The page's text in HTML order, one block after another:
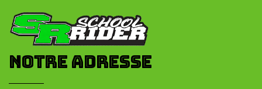
Vous souhaitez plus
d'informations sur SCHOOL
RIDER
ou pratiquer le mx a brive
NOTRE ADRESSE